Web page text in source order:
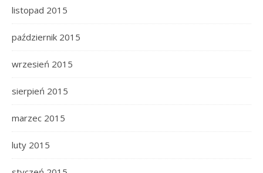
listopad 2015
październik 2015
wrzesień 2015
sierpień 2015
marzec 2015
luty 2015